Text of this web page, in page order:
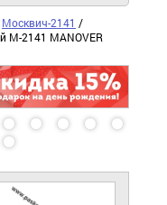
Москвич-2141 /
М-2141 MANOVER